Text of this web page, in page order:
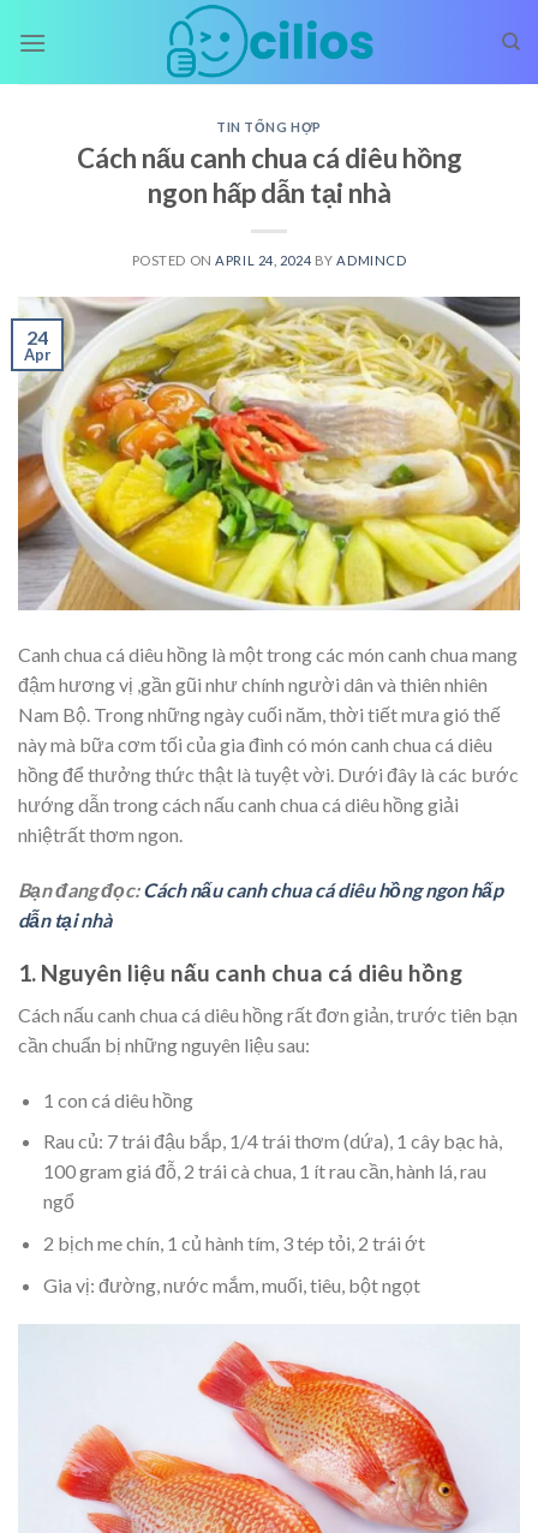
TIN TỔNG HỢP
Cách nấu canh chua cá diêu hồng
ngon hấp dẫn tại nhà
POSTED ON APRIL 24, 2024 BY ADMINCD
24
Apr
Canh chua cá diêu hồng là một trong các món canh chua mang
đậm hương vị ,gần gũi như chính người dân và thiên nhiên
Nam Bộ. Trong những ngày cuối năm, thời tiết mưa gió thế
này mà bữa cơm tối của gia đình có món canh chua cá diêu
hồng để thưởng thức thật là tuyệt vời. Dưới đây là các bước
hướng dẫn trong cách nấu canh chua cá diêu hồng giải
nhiệtrất thơm ngon.
Bạn đang đọc:Cách nấu canh chua cá diêu hồng ngon hấp
dẫn tại nhà
1. Nguyên liệu nấu canh chua cá diêu hồng
Cách nấu canh chua cá diêu hồng rất đơn giản, trước tiên bạn
cần chuẩn bị những nguyên liệu sau:
1 con cá diêu hồng
Rau củ: 7 trái đậu bắp, 1/4 trái thơm (dứa), 1 cây bạc hà,
100 gram giá đỗ, 2 trái cà chua, 1 ít rau cần, hành lá, rau
ngổ
2 bịch me chín, 1 củ hành tím, 3 tép tỏi, 2 trái ớt
Gia vị: đường, nước mắm, muối, tiêu, bột ngọt